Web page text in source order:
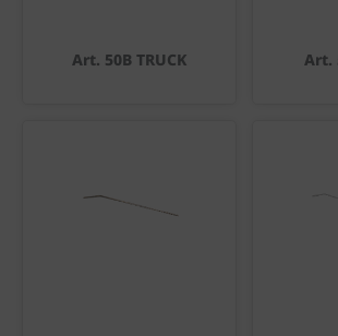
Art. 50B TRUCK Art.